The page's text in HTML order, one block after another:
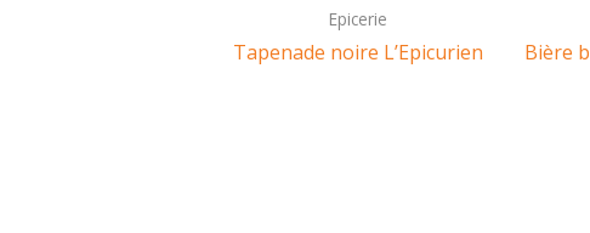
Epicerie
Tapenade noire L’Epicurien
Bière